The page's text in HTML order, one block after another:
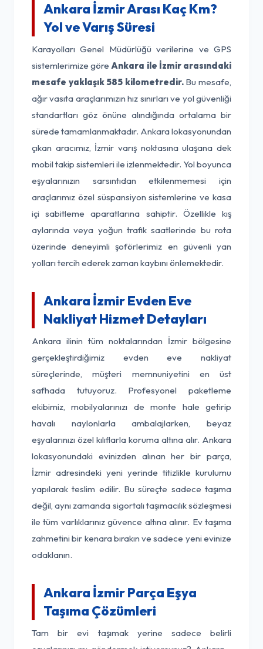
Ankara İzmir Arası Kaç Km?
Yol ve Varış Süresi
Karayolları Genel Müdürlüğü verilerine ve GPS
sistemlerimize göreAnkara ile İzmir arasındaki
mesafe yaklaşık 585 kilometredir.Bu mesafe,
ağır vasıta araçlarımızın hız sınırları ve yol güvenliği
standartları göz önüne alındığında ortalama bir
sürede tamamlanmaktadır. Ankara lokasyonundan
çıkan aracımız, İzmir varış noktasına ulaşana dek
mobil takip sistemleri ile izlenmektedir. Yol boyunca
eşyalarınızın sarsıntıdan etkilenmemesi için
araçlarımız özel süspansiyon sistemlerine ve kasa
içi sabitleme aparatlarına sahiptir. Özellikle kış
aylarında veya yoğun trafik saatlerinde bu rota
üzerinde deneyimli şoförlerimiz en güvenli yan
yolları tercih ederek zaman kaybını önlemektedir.
Ankara İzmir Evden Eve
Nakliyat Hizmet Detayları
Ankara ilinin tüm noktalarından İzmir bölgesine
gerçekleştirdiğimiz evden eve nakliyat
süreçlerinde, müşteri memnuniyetini en üst
safhada tutuyoruz. Profesyonel paketleme
ekibimiz, mobilyalarınızı de monte hale getirip
havalı naylonlarla ambalajlarken, beyaz
eşyalarınızı özel kılıflarla koruma altına alır. Ankara
lokasyonundaki evinizden alınan her bir parça,
İzmir adresindeki yeni yerinde titizlikle kurulumu
yapılarak teslim edilir. Bu süreçte sadece taşıma
değil, aynı zamanda sigortalı taşımacılık sözleşmesi
ile tüm varlıklarınız güvence altına alınır. Ev taşıma
zahmetini bir kenara bırakın ve sadece yeni evinize
odaklanın.
Ankara İzmir Parça Eşya
Taşıma Çözümleri
Tam bir evi taşımak yerine sadece belirli